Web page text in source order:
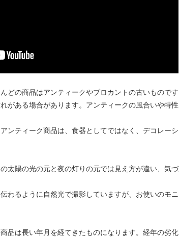
どの商品はアンティークやブロカントの古いもので
がある場合があります。アンティークの風合いや特
ンティーク商品は、食器としてではなく、デコレー
太陽の光の元と夜の灯りの元では見え方が違い、気
わるように自然光で撮影していますが、お使いのモ
品は長い年月を経てきたものになります。経年の劣